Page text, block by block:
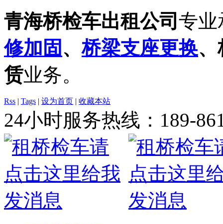
青海桥检车出租公司 专业
修加固 、桥梁支座更换
赁业务。
Rss | Tags | 设为首页 | 收藏本站
24小时服务热线： 189-